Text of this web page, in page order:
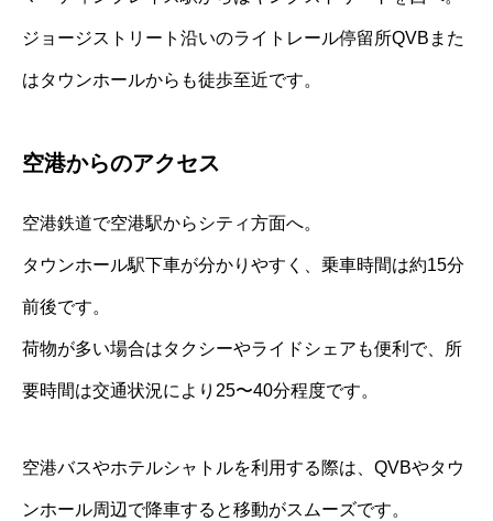
ジョージストリート沿いのライトレール停留所QVBまた
はタウンホールからも徒歩至近です。
空港からのアクセス
空港鉄道で空港駅からシティ方面へ。
タウンホール駅下車が分かりやすく、乗車時間は約15分
前後です。
荷物が多い場合はタクシーやライドシェアも便利で、所
要時間は交通状況により25〜40分程度です。
空港バスやホテルシャトルを利用する際は、QVBやタウ
ンホール周辺で降車すると移動がスムーズです。